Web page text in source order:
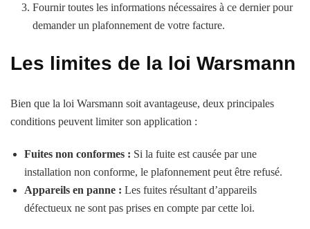
Fournir toutes les informations nécessaires à ce dernier pour
demander un plafonnement de votre facture.
Les limites de la loi Warsmann
Bien que la loi Warsmann soit avantageuse, deux principales
conditions peuvent limiter son application :
Fuites non conformes : Si la fuite est causée par une
installation non conforme, le plafonnement peut être refusé.
Appareils en panne : Les fuites résultant d’appareils
défectueux ne sont pas prises en compte par cette loi.